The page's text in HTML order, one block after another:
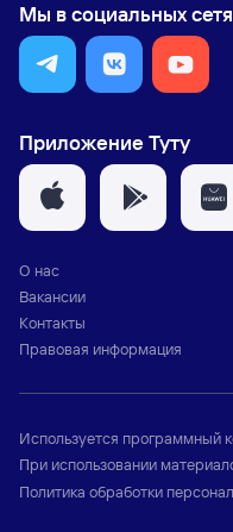
Мы в социальных
Приложение Туту
О нас
Вакансии
Контакты
Правовая информация
Используется программный
При использовании
Политика обработки